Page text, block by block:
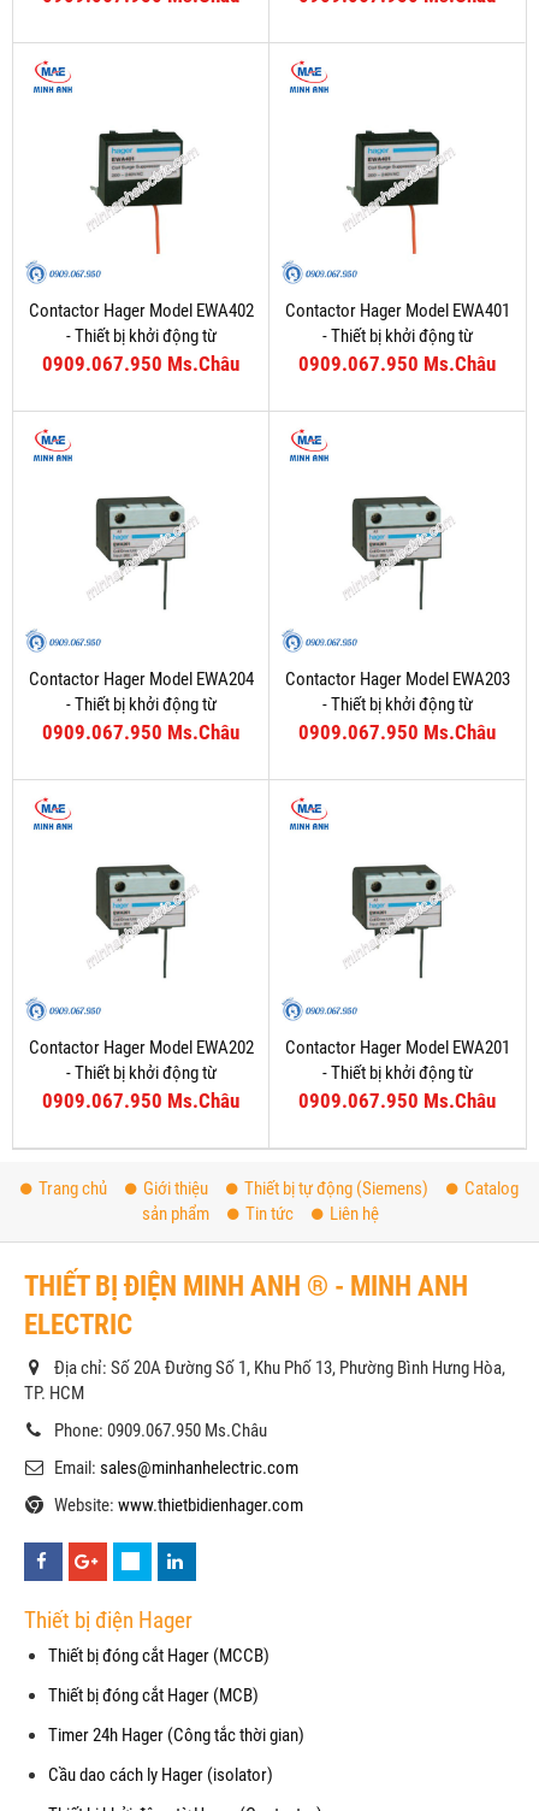
Contactor Hager Model EWA402
- Thiết bị khởi động từ
0909.067.950 Ms.Châu
Contactor Hager Model EWA401
- Thiết bị khởi động từ
0909.067.950 Ms.Châu
Contactor Hager Model EWA204
- Thiết bị khởi động từ
0909.067.950 Ms.Châu
Contactor Hager Model EWA203
- Thiết bị khởi động từ
0909.067.950 Ms.Châu
Contactor Hager Model EWA202
- Thiết bị khởi động từ
0909.067.950 Ms.Châu
Contactor Hager Model EWA201
- Thiết bị khởi động từ
0909.067.950 Ms.Châu
Trang chủ Giới thiệu Thiết bị tự động (Siemens)
Catalog
sản phẩm
Tin tức Liên hệ
THIẾT BỊ ĐIỆN MINH ANH ® - MINH ANH
ELECTRIC
Địa chỉ: Số 20A Đường Số 1, Khu Phố 13, Phường Bình Hưng Hòa,
TP. HCM
Phone: 0909.067.950 Ms.Châu
Email: sales@minhanhelectric.com
Website: www.thietbidienhager.com
Thiết bị điện Hager
Thiết bị đóng cắt Hager (MCCB)
Thiết bị đóng cắt Hager (MCB)
Timer 24h Hager (Công tắc thời gian)
Cầu dao cách ly Hager (isolator)